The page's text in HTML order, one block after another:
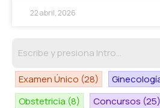
22 abril, 2026
Examen Único (28)
Obstetricia (8) Concursos (25)